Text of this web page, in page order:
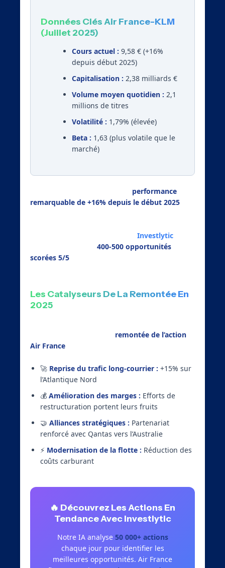
Données Clés Air France-KLM
(Juillet 2025)
Cours actuel : 9,58 € (+16%
depuis début 2025)
Capitalisation : 2,38 milliards €
Volume moyen quotidien : 2,1
millions de titres
Volatilité : 1,79% (élevée)
Beta : 1,63 (plus volatile que le
marché)
performance
remarquable de +16% depuis le début 2025
Investlytic
400-500 opportunités
scorées 5/5
Les Catalyseurs De La Remontée En
2025
remontée de l’action
Air France
🚀 Reprise du trafic long-courrier : +15% sur
l’Atlantique Nord
💰 Amélioration des marges : Efforts de
restructuration portent leurs fruits
🤝 Alliances stratégiques : Partenariat
renforcé avec Qantas vers l’Australie
⚡ Modernisation de la flotte : Réduction des
coûts carburant
🔥 Découvrez Les Actions En
Tendance Avec Investlytic
Notre IA analyse 50 000+ actions
chaque jour pour identifier les
meilleures opportunités. Air France